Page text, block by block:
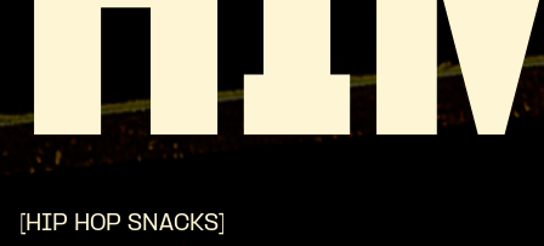
[HIP HOP SNACKS]